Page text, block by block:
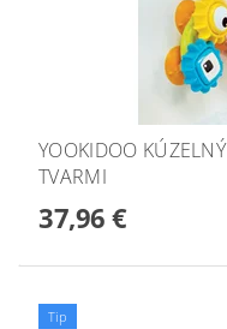
YOOKIDOO
TVARMI
37,96 €
Tip